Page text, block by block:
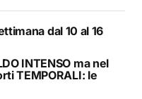
dal 10 al 16
INTENSO ma nel
TEMPORALI: le